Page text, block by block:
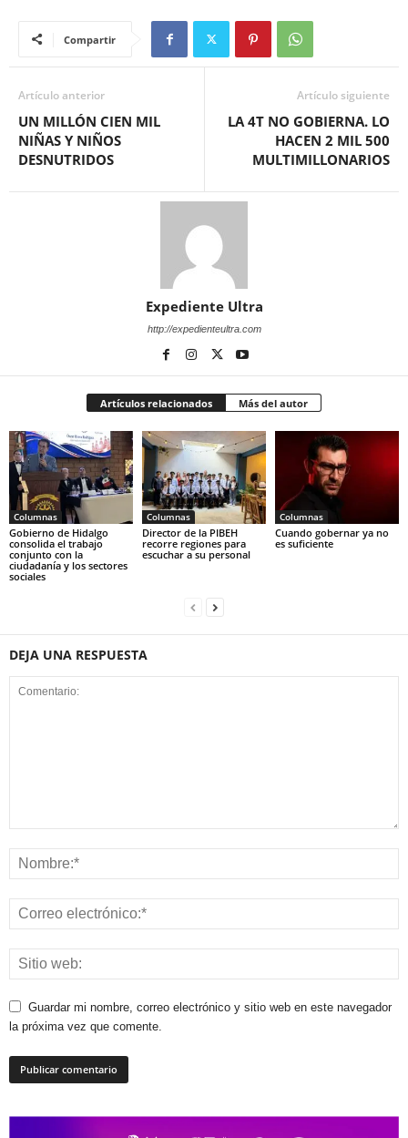
Compartir
Artículo anterior
UN MILLÓN CIEN MIL
NIÑAS Y NIÑOS
DESNUTRIDOS
Artículo siguiente
LA 4T NO GOBIERNA. LO
HACEN 2 MIL 500
MULTIMILLONARIOS
Expediente Ultra
http://expedienteultra.com
Artículos relacionados Más del autor
Columnas
Gobierno de Hidalgo
consolida el trabajo
conjunto con la
ciudadanía y los sectores
sociales
Columnas
Director de la PIBEH
recorre regiones para
escuchar a su personal
Columnas
Cuando gobernar ya no
es suficiente
DEJA UNA RESPUESTA
Guardar mi nombre, correo electrónico y sitio web en este navegador
la próxima vez que comente.